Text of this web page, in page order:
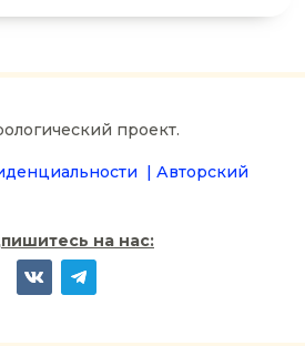
проект.
| Авторский
на нас: